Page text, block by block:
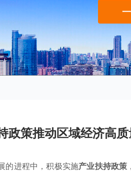
政策推动区域经济高
的进程中，积极实施产业扶持政策